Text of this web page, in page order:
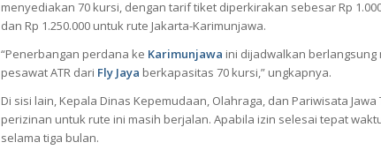
menyediakan 70 kursi, dengan tarif tiket diperkirakan sebesar Rp
dan Rp 1.250.000 untuk rute Jakarta-Karimunjawa.
“Penerbangan perdana ke Karimunjawa ini dijadwalkan berlangsung
pesawat ATR dari Fly Jaya berkapasitas 70 kursi,” ungkapnya.
Di sisi lain, Kepala Dinas Kepemudaan, Olahraga, dan Pariwisata
perizinan untuk rute ini masih berjalan. Apabila izin selesai tepat
selama tiga bulan.